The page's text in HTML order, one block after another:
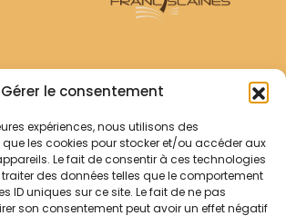
Gérer le consentement
expériences, nous utilisons des
les cookies pour stocker et/ou accéder aux
Le fait de consentir à ces technologies
des données telles que le comportement
ID uniques sur ce site. Le fait de ne pas
son consentement peut avoir un effet négatif
Franciscaines
?